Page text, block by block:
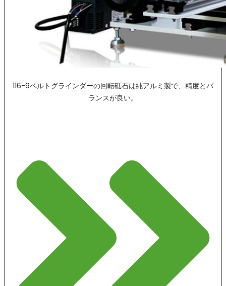
116-9ベルトグラインダーの回転砥石は純アルミ製で、精度とバ
ランスが良い。